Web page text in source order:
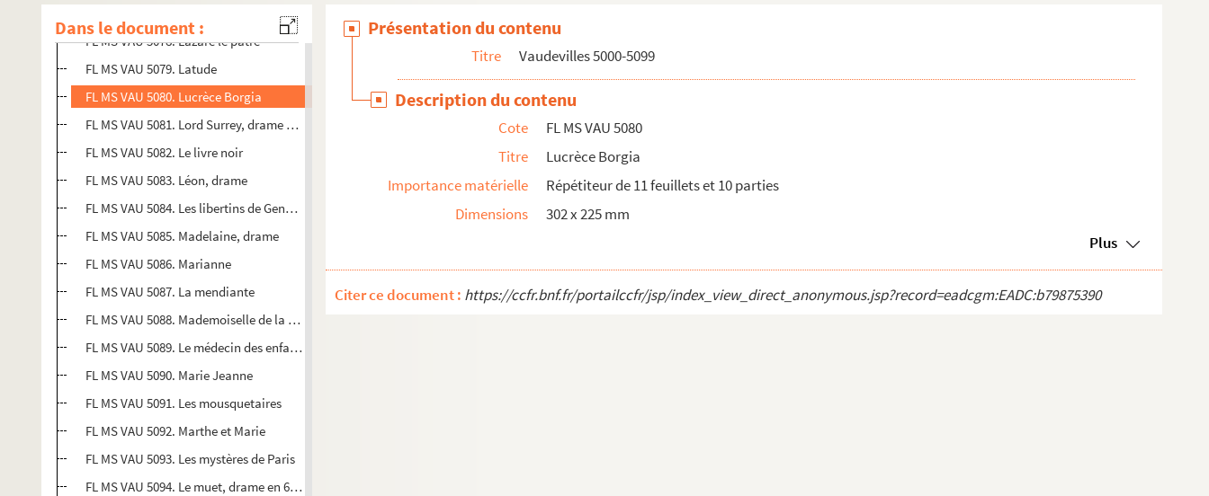
Dans le document :
FL MS VAU 5078. Lazare le pâtre
FL MS VAU 5079. Latude
FL MS VAU 5080. Lucrèce Borgia
FL MS VAU 5081. Lord Surrey, drame en 5 actes. Musique de Monsieur Béancourt
FL MS VAU 5082. Le livre noir
FL MS VAU 5083. Léon, drame
FL MS VAU 5084. Les libertins de Genève
FL MS VAU 5085. Madelaine, drame
FL MS VAU 5086. Marianne
FL MS VAU 5087. La mendiante
FL MS VAU 5088. Mademoiselle de la Faille
FL MS VAU 5089. Le médecin des enfants
FL MS VAU 5090. Marie Jeanne
FL MS VAU 5091. Les mousquetaires
FL MS VAU 5092. Marthe et Marie
FL MS VAU 5093. Les mystères de Paris
FL MS VAU 5094. Le muet, drame en 6 actes, musique de Sylvain Mangeant
Présentation du contenu
Titre Vaudevilles 5000-5099
Description du contenu
Cote
FL MS VAU 5080
Titre
Lucrèce Borgia
Importance matérielle
Répétiteur de 11 feuillets et 10 parties
Dimensions
302 x 225 mm
Plus
Citer ce document : https://ccfr.bnf.fr/portailccfr/jsp/index_view_direct_anonymous.jsp?record=eadcgm:EADC:b79875390